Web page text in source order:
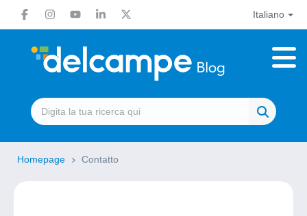
Italiano
Homepage Contatto